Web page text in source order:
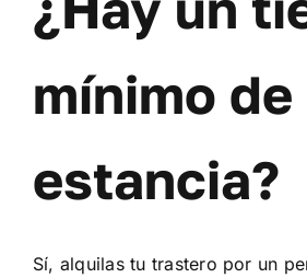
mínimo de
estancia?
Sí, alquilas tu trastero por un